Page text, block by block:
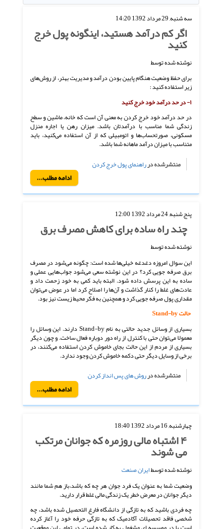
سه شنبه, 29 مرداد 1392 14:20
اگر کم درآمد هستید، اینگونه پول خرج
کنید
نوشته شده توسط
برای حفظ وضعیت هنگام پایین بودن درآمد و مدیریت بهتر، از روش‌های
زیر استفاده کنید :
۱- در حد درآمد خود خرج کنید
در حد درآمد خود خرج کردن به معنی آن است که خانه، ماشین و سطح
زندگی شما مناسب با درآمدتان باشد. میزان رهن یا اجاره منزل
مسکونی، صورتحساب‌ها و اتومبیلی که از آن استفاده می‌کنید، باید
متناسب با میزان درآمد ماهانه شما باشد.
منتشرشده درراهنمای پول خرج کردن
ادامه مطلب...
پنج شنبه, 24 مرداد 1392 12:00
چند راه ساده برای کاهش مصرف برق
نوشته شده توسط
این سوال امروزه دغدغه خیلی‌ها شده است: چگونه می‌شود در مصرف
برق صرفه جویی کرد؟ در این نوشته سعی می‌شود جواب‌هایی عملی و
ساده به این پرسش داده شود. البته باید کمی به خود زحمت داد و
عادت‌های غلط را کنار گذاشت و آن‌ها را اصلاح کرد اما در عوض می‌توان
مقداری پول صرفه جویی کرد و همچنین به فکر محیط زیست نیز بود.
حالت
بسیاری از وسائل جدید حالتی به نام Stand-by دارند. این وسائل را
معمولا می‌توان حتی با کنترل از راه دور دوباره فعال ساخت. و چون دیگر
بسیاری از مردم از این حالت بجای خاموش کردن استفاده می‌کنند، در
برخی از وسایل دیگر حتی دکمه خاموش کردن وجود ندارد.
منتشرشده درروش های پس انداز کردن
ادامه مطلب...
چهارشنبه, 16 مرداد 1392 18:40
۴ اشتباه مالی روزمره که جوانان مرتکب
می شوند
نوشته شده توسطایران صنعت
وضعیت شما به عنوان یک فرد جوان هر چه که باشد،باز هم شما مانند
دیگر جوانان در معرض خطر یک زندگی مالی غلط قرار دارید.
چه فردی باشید که به تازگی از دانشگاه فارغ التحصیل شده باشد، چه
شخصی فاقد تحصیلات آکادمیک که به تازگی حرفه خود را آغاز کرده